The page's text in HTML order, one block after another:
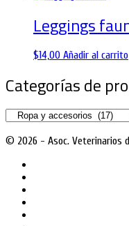
Leggings
$14,00 Añadir al carrito
Categorías de
© 2026 - Asoc. Veterinarios